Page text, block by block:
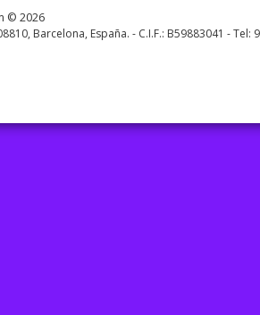
© 2026
Barcelona, España. - C.I.F.: B59883041 - Tel: